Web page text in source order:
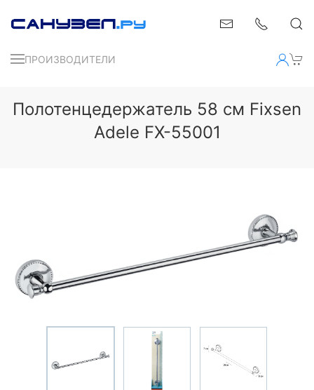
ПРОИЗВОДИТЕЛИ
Полотенцедержатель 58 см Fixsen
Adele FX-55001